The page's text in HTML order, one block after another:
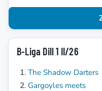
B-Liga Dill 1 II/26
The Shadow Darters
Gargoyles meets